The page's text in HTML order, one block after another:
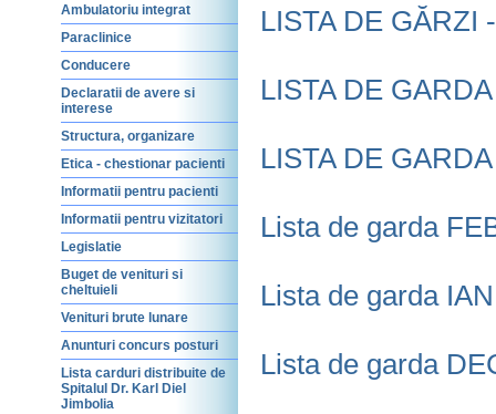
LISTA DE GĂRZI
LISTA DE
LISTA DE
Lista de garda
Lista de garda
Lista de garda
Ambulatoriu integrat
Paraclinice
Conducere
Declaratii de avere si
interese
Structura, organizare
Etica - chestionar pacienti
Informatii pentru pacienti
Informatii pentru vizitatori
Legislatie
Buget de venituri si
cheltuieli
Venituri brute lunare
Anunturi concurs posturi
Lista carduri distribuite de
Spitalul Dr. Karl Diel
Jimbolia